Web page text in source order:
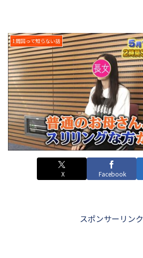
1周回って知らない話
X Facebook
スポンサーリンク